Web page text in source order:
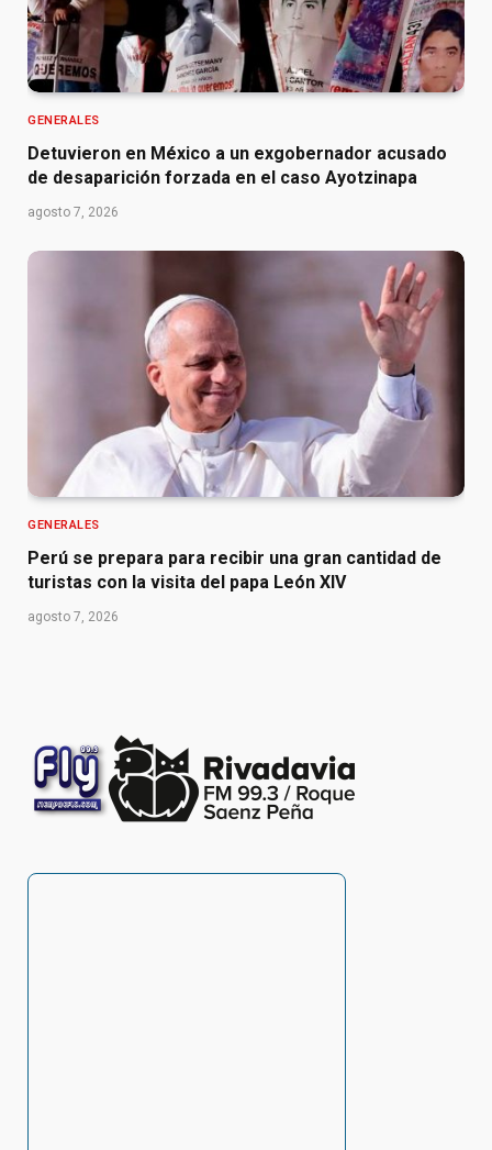
GENERALES
Detuvieron en México a un exgobernador acusado
de desaparición forzada en el caso Ayotzinapa
agosto 7, 2026
GENERALES
Perú se prepara para recibir una gran cantidad de
turistas con la visita del papa León XIV
agosto 7, 2026